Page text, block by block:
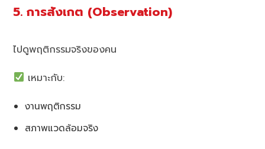
5. การสังเกต (Observation)
ไปดูพฤติกรรมจริงของคน
เหมาะกับ:
งานพฤติกรรม
สภาพแวดล้อมจริง